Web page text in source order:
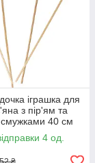
іграшка для
з пір'ям та
40 см
4 од.